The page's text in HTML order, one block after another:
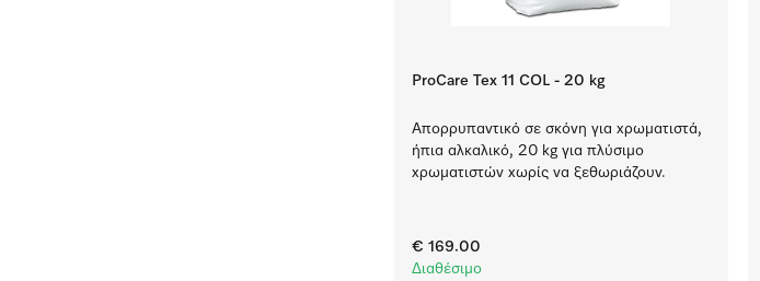
ProCare Tex 11 COL - 20 kg
Απορρυπαντικό σε σκόνη για χρωματιστά,
ήπια αλκαλικό, 20 kg για πλύσιμο
χρωματιστών χωρίς να ξεθωριάζουν.
€ 169.00
Διαθέσιμο